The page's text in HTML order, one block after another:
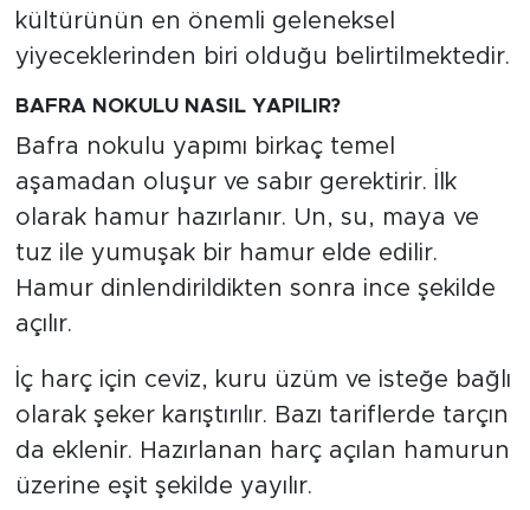
kültürünün en önemli geleneksel
yiyeceklerinden biri olduğu belirtilmektedir.
BAFRA NOKULU NASIL YAPILIR?
Bafra nokulu yapımı birkaç temel
aşamadan oluşur ve sabır gerektirir. İlk
olarak hamur hazırlanır. Un, su, maya ve
tuz ile yumuşak bir hamur elde edilir.
Hamur dinlendirildikten sonra ince şekilde
açılır.
İç harç için ceviz, kuru üzüm ve isteğe bağlı
olarak şeker karıştırılır. Bazı tariflerde tarçın
da eklenir. Hazırlanan harç açılan hamurun
üzerine eşit şekilde yayılır.